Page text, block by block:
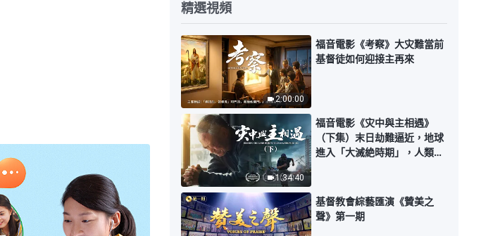
精選視頻
2:00:00
福音電影《考察》大灾難當前
基督徒如何迎接主再來
1:34:40
福音電影《灾中與主相遇》
（下集）末日劫難逼近，地球
進入「大滅絶時期」，人類進
基督教會綜藝匯演《贊美之
聲》第一期